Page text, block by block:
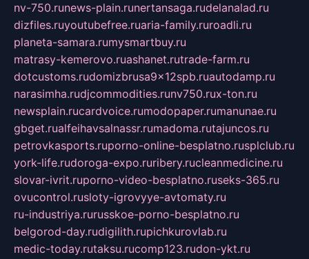
nv-750.runews-plain.runertansaga.rudelanalad.ru
dizfiles.ruyoutubefree.ruaria-family.ruroadli.ru
planeta-samara.rumysmartbuy.ru
matrasy-kemerovo.ruashanet.rutrade-farm.ru
dotcustoms.rudomizbrusa9x12spb.ruautodamp.ru
narasimha.rudjcommodities.runv750.rux-ton.ru
newsplain.rucardvoice.rumodopaper.rumanunae.ru
gbget.rualfeihavsalnassr.rumadoma.rutajuncos.ru
petrovkasports.ruporno-online-besplatno.rusplclub.ru
york-life.rudoroga-expo.ruribery.rucleanmedicine.ru
slovar-ivrit.ruporno-video-besplatno.ruseks-365.ru
ovucontrol.rusloty-igrovyye-avtomaty.ru
ru-industriya.rurusskoe-porno-besplatno.ru
belgorod-day.rudigilith.rupichkurovlab.ru
medic-today.rutaksu.rucomp123.rudon-ykt.ru